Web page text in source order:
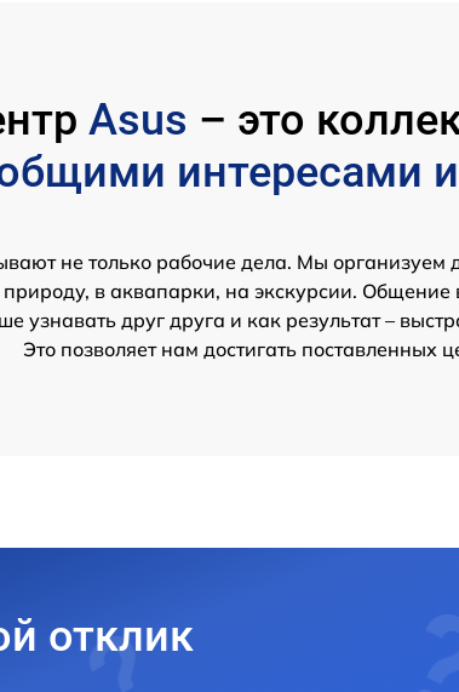
Asus – это
интересами
не только рабочие дела. Мы организуем
в аквапарки, на экскурсии. Общение
узнавать друг друга и как результат –
Это позволяет нам достигать поставленных
отклик